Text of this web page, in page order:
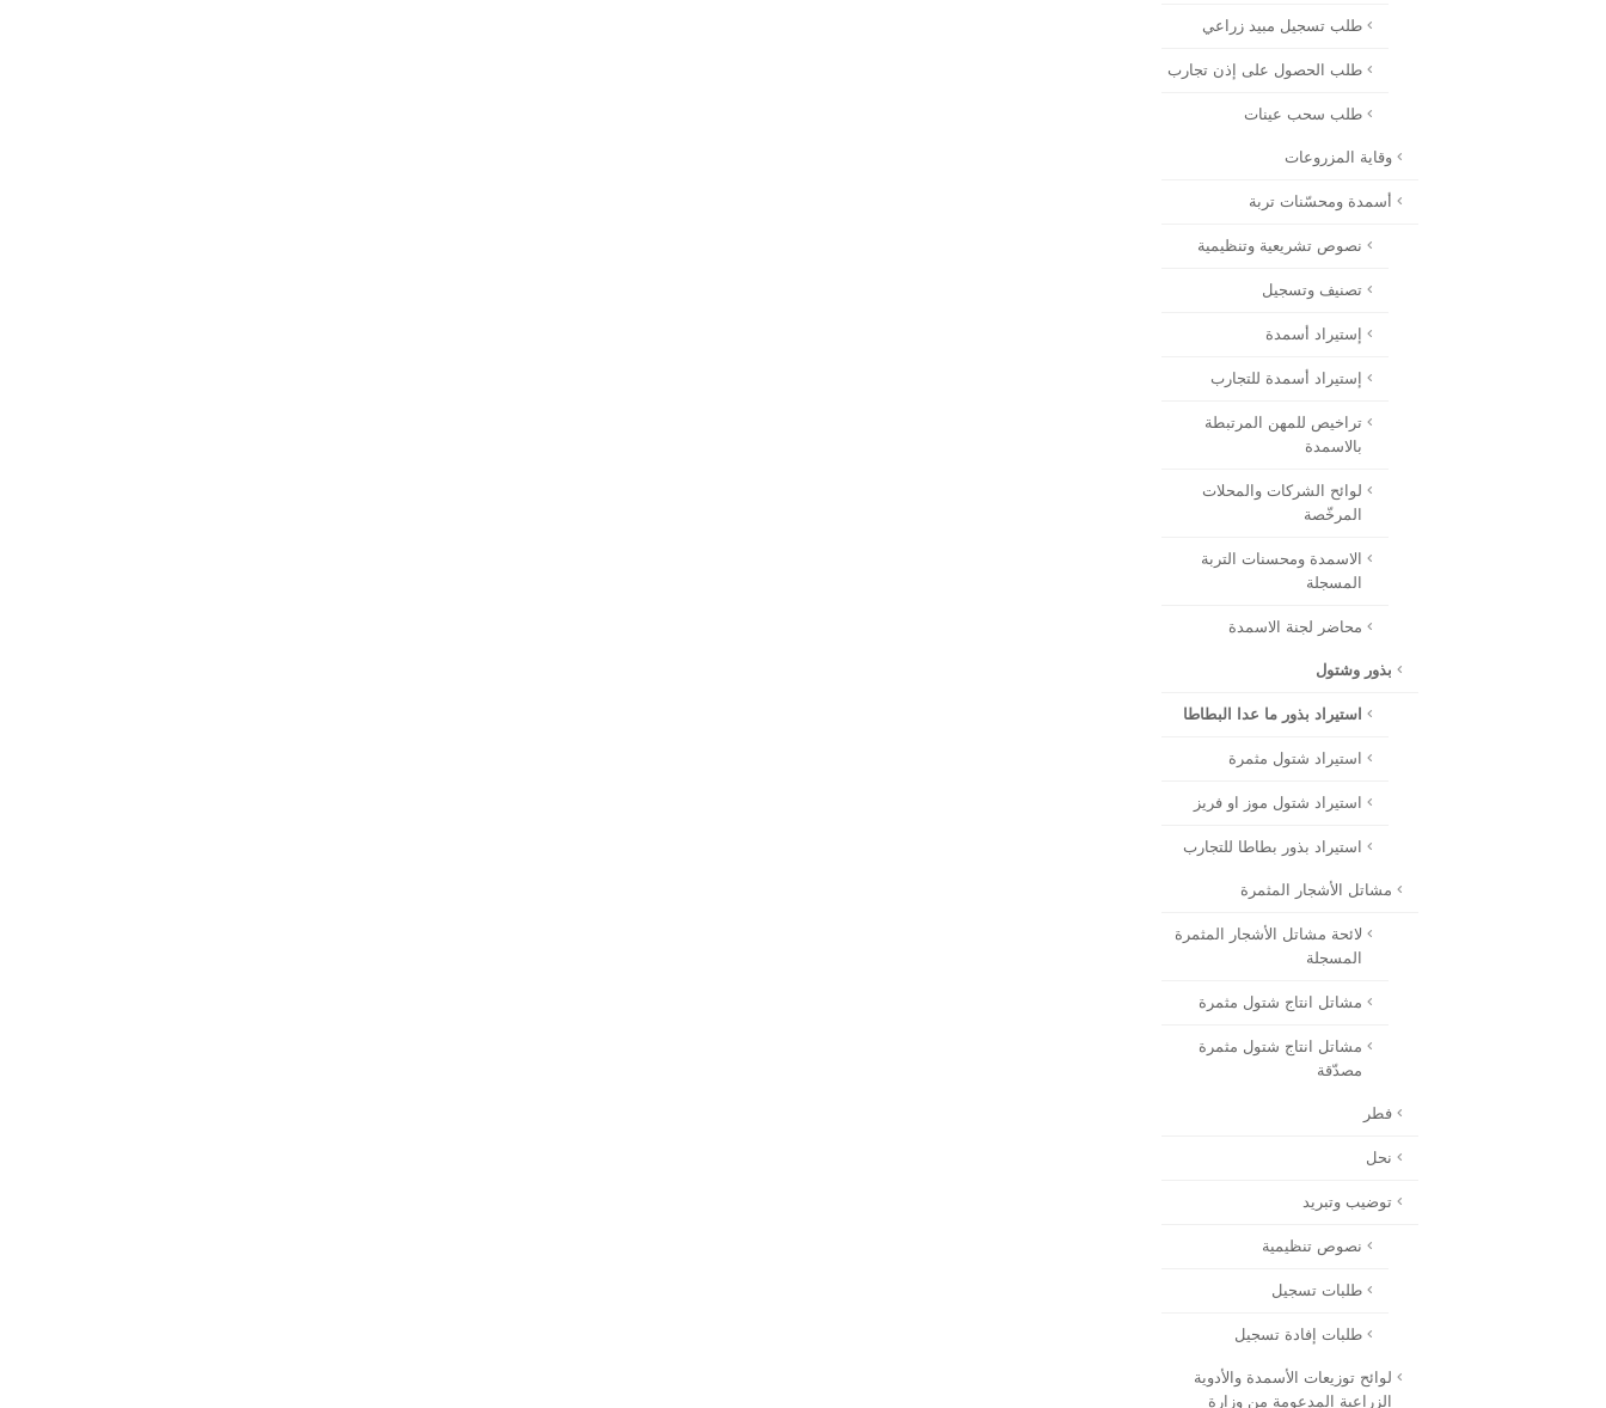
طلب تسجيل مبيد زراعي
طلب الحصول على إذن تجارب
طلب سحب عينات
وقاية المزروعات
أسمدة ومحسّنات تربة
نصوص تشريعية وتنظيمية
تصنيف وتسجيل
إستيراد أسمدة
إستيراد أسمدة للتجارب
تراخيص للمهن المرتبطة
بالاسمدة
لوائح الشركات والمحلات
المرخّصة
الاسمدة ومحسنات التربة
المسجلة
محاضر لجنة الاسمدة
بذور وشتول
استيراد بذور ما عدا البطاطا
استيراد شتول مثمرة
استيراد شتول موز او فريز
استيراد بذور بطاطا للتجارب
مشاتل الأشجار المثمرة
لائحة مشاتل الأشجار المثمرة
المسجلة
مشاتل انتاج شتول مثمرة
مشاتل انتاج شتول مثمرة
مصدّقة
فطر
نحل
توضيب وتبريد
نصوص تنظيمية
طلبات تسجيل
طلبات إفادة تسجيل
لوائح توزيعات الأسمدة والأدوية
الزراعية المدعومة من وزارة